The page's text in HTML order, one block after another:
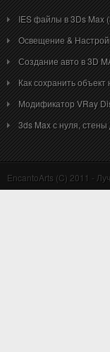
IES файлы в 3Ds Max
Освещение &
Создание авто в 3D
Как сохранить объект
Модификатор VRay
3ds Max с нуля, стены
EncantoArts (C) 2011 -